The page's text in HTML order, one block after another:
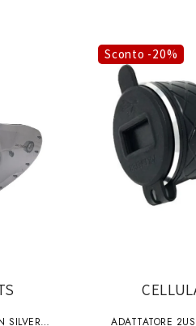
SILVER
Sconto -20%
ADATTATORE